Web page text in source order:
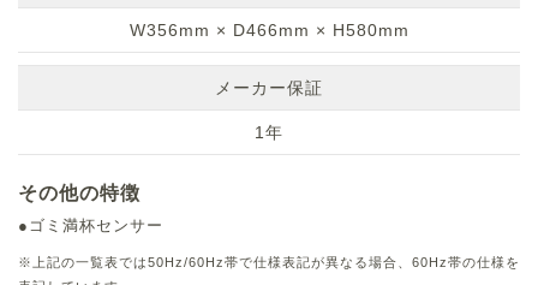
W356mm × D466mm × H580mm
メーカー保証
1年
その他の特徴
●ゴミ満杯センサー
※上記の一覧表では50Hz/60Hz帯で仕様表記が異なる場合、60Hz帯の仕様を